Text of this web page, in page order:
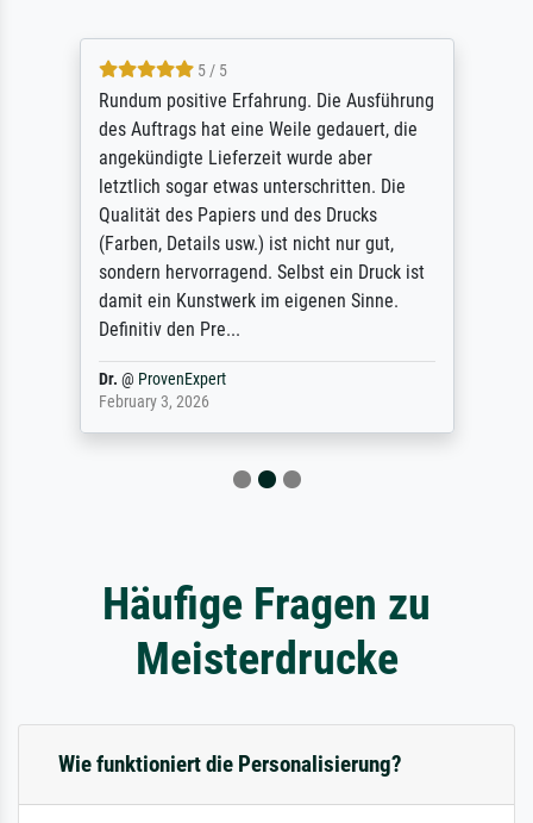
5 / 5
Rundum positive Erfahrung. Die Ausführung
des Auftrags hat eine Weile gedauert, die
angekündigte Lieferzeit wurde aber
letztlich sogar etwas unterschritten. Die
Qualität des Papiers und des Drucks
(Farben, Details usw.) ist nicht nur gut,
sondern hervorragend. Selbst ein Druck ist
damit ein Kunstwerk im eigenen Sinne.
Definitiv den Pre...
Dr. @ ProvenExpert
February 3, 2026
Häufige Fragen zu
Meisterdrucke
Wie funktioniert die Personalisierung?